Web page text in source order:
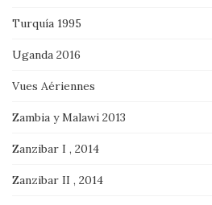
Turquía 1995
Uganda 2016
Vues Aériennes
Zambia y Malawi 2013
Zanzibar I , 2014
Zanzibar II , 2014